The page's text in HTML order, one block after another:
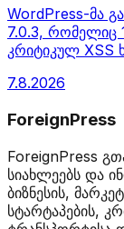
WordPress-მა
7.0.3, რომელიც
კრიტიკულ XSS
7.8.2026
ForeignPress
ForeignPress
სიახლეებს და
ბიზნესის,
სტარტაპების,